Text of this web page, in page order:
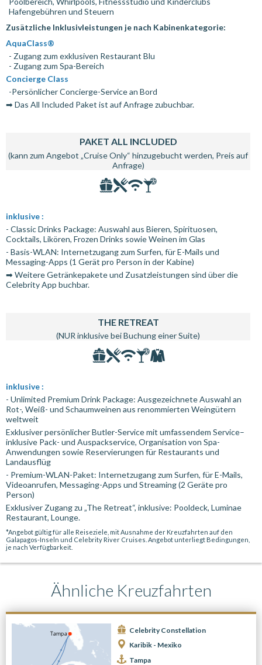
Hafengebühren und Steuern
Zusätzliche Inklusivleistungen je nach Kabinenkategorie:
AquaClass®
- Zugang zum exklusiven Restaurant Blu
- Zugang zum Spa-Bereich
Concierge Class
-Persönlicher Concierge-Service an Bord
➡ Das All Included Paket ist auf Anfrage zubuchbar.
PAKET ALL INCLUDED
(kann zum Angebot „Cruise Only“ hinzugebucht werden, Preis auf
Anfrage)
inklusive :
- Classic Drinks Package: Auswahl aus Bieren, Spirituosen,
Cocktails, Likören, Frozen Drinks sowie Weinen im Glas
- Basis-WLAN: Internetzugang zum Surfen, für E-Mails und
Messaging-Apps (1 Gerät pro Person in der Kabine)
➡ Weitere Getränkepakete und Zusatzleistungen sind über die
Celebrity App buchbar.
THE RETREAT
(NUR inklusive bei Buchung einer Suite)
inklusive :
- Unlimited Premium Drink Package: Ausgezeichnete Auswahl an
Rot-, Weiß- und Schaumweinen aus renommierten Weingütern
weltweit
Exklusiver persönlicher Butler-Service mit umfassendem Service–
inklusive Pack- und Auspackservice, Organisation von Spa-
Anwendungen sowie Reservierungen für Restaurants und
Landausflüg
- Premium-WLAN-Paket: Internetzugang zum Surfen, für E-Mails,
Videoanrufen, Messaging-Apps und Streaming (2 Geräte pro
Person)
Exklusiver Zugang zu „The Retreat“, inklusive: Pooldeck, Luminae
Restaurant, Lounge.
*Angebot gültig für alle Reiseziele, mit Ausnahme der Kreuzfahrten auf den
Galapagos-Inseln und Celebrity River Cruises. Angebot unterliegt Bedingungen,
je nach Verfügbarkeit.
Ähnliche Kreuzfahrten
Celebrity Constellation
Karibik - Mexiko
Tampa